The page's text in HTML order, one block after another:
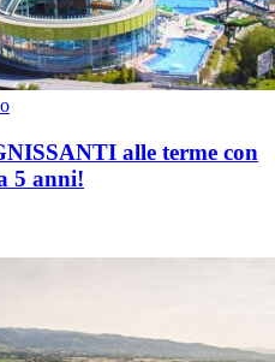
alle terme con
5 anni!